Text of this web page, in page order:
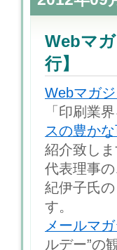
Webマ
行】
Webマガ
「印刷業
スの豊か
紹介致しま
代表理事
紀伊子氏
す。
メールマ
ルデー”の